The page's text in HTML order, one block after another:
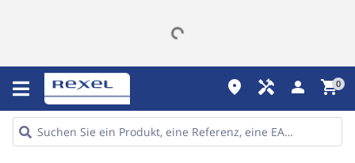
place handyman person shopping_cart0